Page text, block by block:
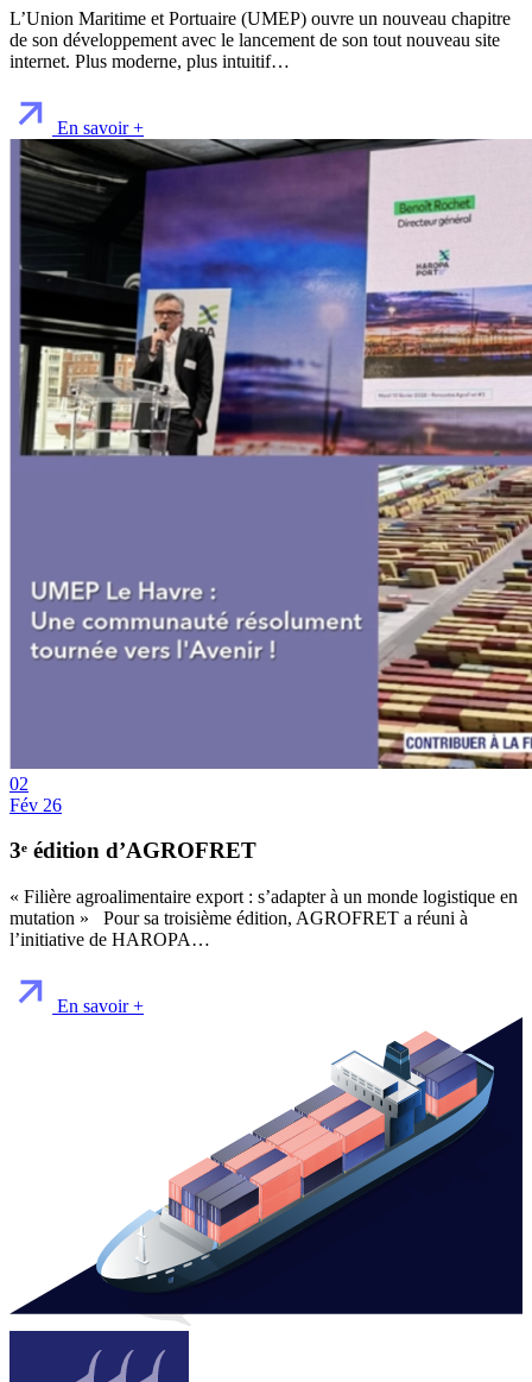
L’Union Maritime et Portuaire (UMEP) ouvre un nouveau chapitre
de son développement avec le lancement de son tout nouveau site
internet. Plus moderne, plus intuitif…
En savoir +
02
Fév 26
3ᵉ édition d’AGROFRET
« Filière agroalimentaire export : s’adapter à un monde logistique en
mutation » Pour sa troisième édition, AGROFRET a réuni à
l’initiative de HAROPA…
En savoir +